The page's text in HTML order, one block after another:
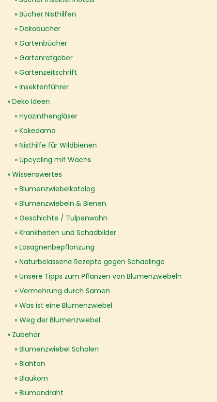
Bücher Nisthilfen
Dekobücher
Gartenbücher
Gartenratgeber
Gartenzeitschrift
Insektenführer
Deko Ideen
Hyazinthengläser
Kokedama
Nisthilfe für Wildbienen
Upcycling mit Wachs
Wissenswertes
Blumenzwiebelkatalog
Blumenzwiebeln & Bienen
Geschichte / Tulpenwahn
Krankheiten und Schadbilder
Lasagnenbepflanzung
Naturbelassene Rezepte gegen Schädlinge
Unsere Tipps zum Pflanzen von Blumenzwiebeln
Vermehrung durch Samen
Was ist eine Blumenzwiebel
Weg der Blumenzwiebel
Zubehör
Blumenzwiebel Schalen
Blähton
Blaukorn
Blumendraht